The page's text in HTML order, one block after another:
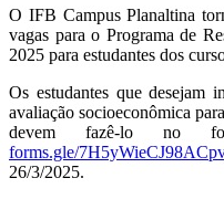
O IFB Campus Planaltina
vagas para o Programa de
2025 para estudantes dos
Os estudantes que desejam
avaliação socioeconômica
devem fazê-lo no
forms.gle/
26/3/2025.